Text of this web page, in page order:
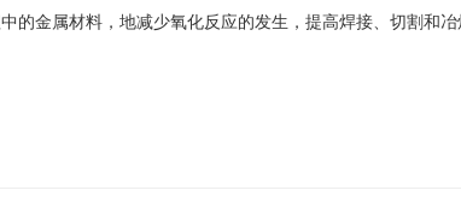
的金属材料，地减少氧化反应的发生，提高焊接、切割和